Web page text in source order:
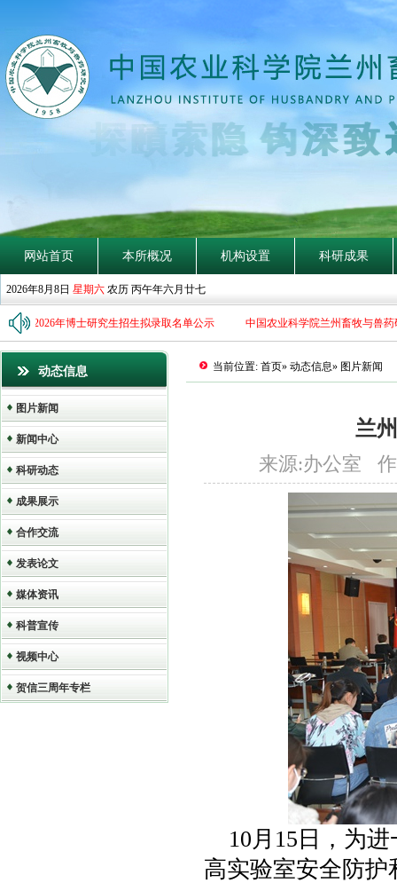
深致
网站首页 本所概况 机构设置 科研成果
2026年8月8日 星期六 农历 丙午年六月廿七
所2026年博士研究生招生拟录取名单公示 中国农业科学院兰州畜牧与兽药
动态信息
图片新闻
新闻中心
科研动态
成果展示
合作交流
发表论文
媒体资讯
科普宣传
视频中心
贺信三周年专栏
当前位置: 首页» 动态信息» 图片新闻
兰
来源:办公室 作
10月15日，为进
高实验室安全防